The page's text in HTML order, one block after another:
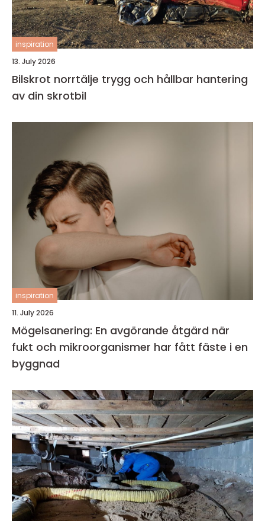
inspiration
13. July 2026
Bilskrot norrtälje trygg och hållbar hantering
av din skrotbil
inspiration
11. July 2026
Mögelsanering: En avgörande åtgärd när
fukt och mikroorganismer har fått fäste i en
byggnad